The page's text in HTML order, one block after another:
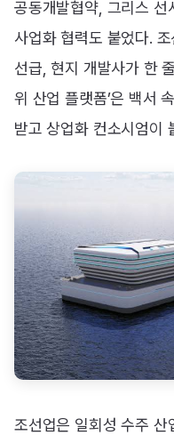
공동개발협약, 그리스 선
사업화 협력도 붙었다.
선급, 현지 개발사가 한
위 산업 플랫폼’은 백서
받고 상업화 컨소시엄이
조선업은 일회성 수주 산